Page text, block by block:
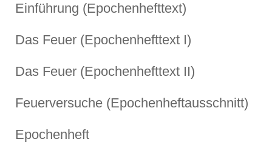
Einführung (Epochenhefttext)
Das Feuer (Epochenhefttext I)
Das Feuer (Epochenhefttext II)
Feuerversuche (Epochenheftausschnitt)
Epochenheft